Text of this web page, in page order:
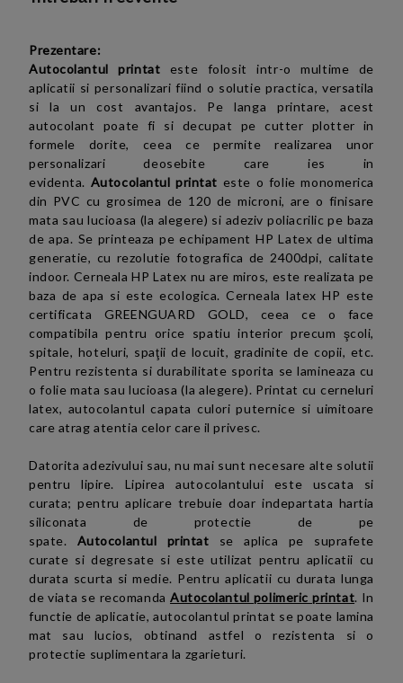
Prezentare:
Autocolantul printat este folosit intr-o multime de
aplicatii si personalizari fiind o solutie practica, versatila
si la un cost avantajos. Pe langa printare, acest
autocolant poate fi si decupat pe cutter plotter in
formele dorite, ceea ce permite realizarea unor
personalizari deosebite care ies in
evidenta. Autocolantul printat este o folie monomerica
din PVC cu grosimea de 120 de microni, are o finisare
mata sau lucioasa (la alegere) si adeziv poliacrilic pe baza
de apa. Se printeaza pe echipament HP Latex de ultima
generatie, cu rezolutie fotografica de 2400dpi, calitate
indoor. Cerneala HP Latex nu are miros, este realizata pe
baza de apa si este ecologica. Cerneala latex HP este
certificata GREENGUARD GOLD, ceea ce o face
compatibila pentru orice spatiu interior precum şcoli,
spitale, hoteluri, spaţii de locuit, gradinite de copii, etc.
Pentru rezistenta si durabilitate sporita se lamineaza cu
o folie mata sau lucioasa (la alegere). Printat cu cerneluri
latex, autocolantul capata culori puternice si uimitoare
care atrag atentia celor care il privesc.
Datorita adezivului sau, nu mai sunt necesare alte solutii
pentru lipire. Lipireaautocolantului este uscata si
curata; pentru aplicare trebuie doar indepartata hartia
siliconata de protectie de pe
spate. Autocolantul printat se aplica pe suprafete
curate si degresate si este utilizat pentru aplicatii cu
durata scurta si medie. Pentru aplicatii cu durata lunga
de viata se recomanda Autocolantul polimeric printat. In
functie de aplicatie, autocolantul printat se poate lamina
mat sau lucios, obtinand astfel o rezistenta si o
protectie suplimentara la zgarieturi.